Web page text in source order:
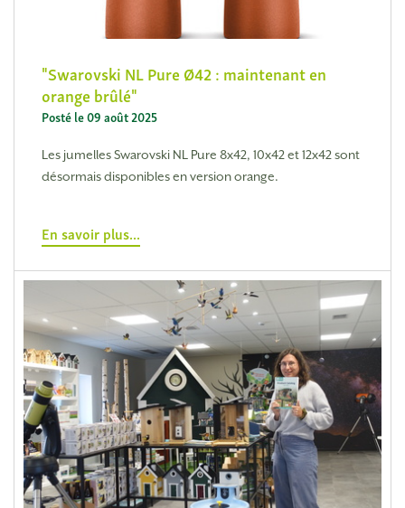
Swarovski NL Pure Ø42 : maintenant en
orange brûlé
Posté le 09 août 2025
Les jumelles Swarovski NL Pure 8x42, 10x42 et 12x42 sont
désormais disponibles en version orange.
En savoir plus...